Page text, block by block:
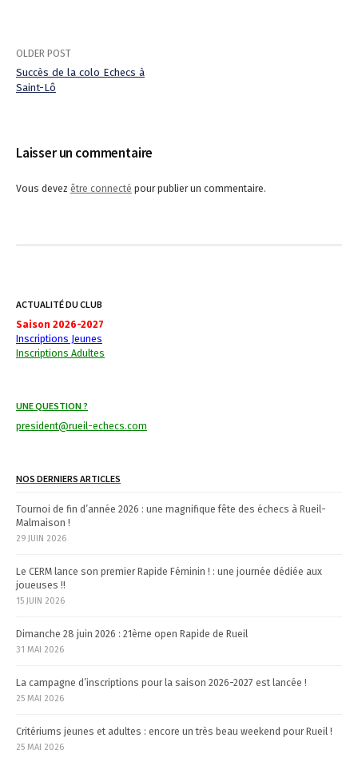
P
s
t
i
g
a
i
n
OLDER POST
Succès de la colo Echecs à
Saint-Lô
Laisser un commentaire
Vous devez être connecté pour publier un commentaire.
ACTUALITÉ DU CLUB
Saison 2026-2027
Inscriptions Jeunes
Inscriptions Adultes
UNE QUESTION ?
president@rueil-echecs.com
NOS DERNIERS ARTICLES
Tournoi de fin d’année 2026 : une magnifique fête des échecs à Rueil-
Malmaison !
29 JUIN 2026
Le CERM lance son premier Rapide Féminin ! : une journée dédiée aux
joueuses !!
15 JUIN 2026
Dimanche 28 juin 2026 : 21ème open Rapide de Rueil
31 MAI 2026
La campagne d’inscriptions pour la saison 2026-2027 est lancée !
25 MAI 2026
Critériums jeunes et adultes : encore un très beau weekend pour Rueil !
25 MAI 2026